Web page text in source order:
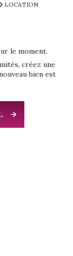
LOCATION
le moment.
créez une
bien est